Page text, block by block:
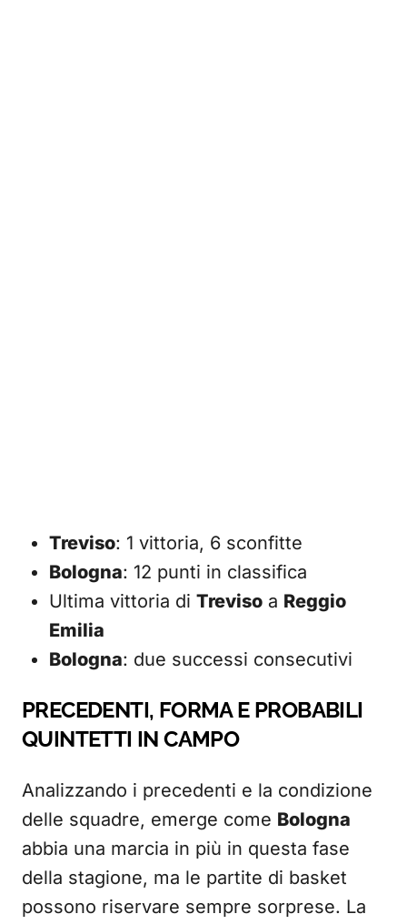
Treviso: 1 vittoria, 6 sconfitte
Bologna: 12 punti in classifica
Ultima vittoria di Treviso a Reggio
Emilia
Bologna: due successi consecutivi
PRECEDENTI, FORMA E PROBABILI
QUINTETTI IN CAMPO
Analizzando i precedenti e la condizione
delle squadre, emerge come Bologna
abbia una marcia in più in questa fase
della stagione, ma le partite di basket
possono riservare sempre sorprese. La